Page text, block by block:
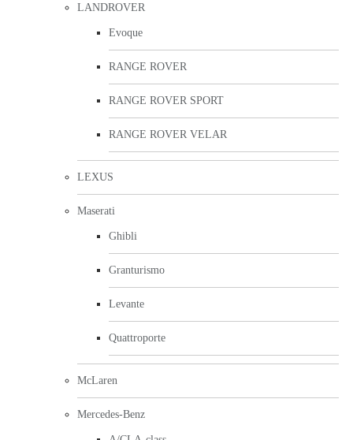
LANDROVER
Evoque
RANGE ROVER
RANGE ROVER SPORT
RANGE ROVER VELAR
LEXUS
Maserati
Ghibli
Granturismo
Levante
Quattroporte
McLaren
Mercedes-Benz